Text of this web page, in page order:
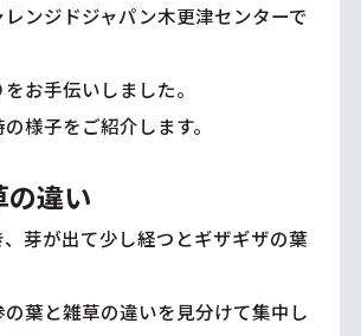
ンジドジャパン木更津センターで
お手伝いしました。
様子をご紹介します。
の違い
芽が出て少し経つとギザギザの葉
葉と雑草の違いを見分けて集中し